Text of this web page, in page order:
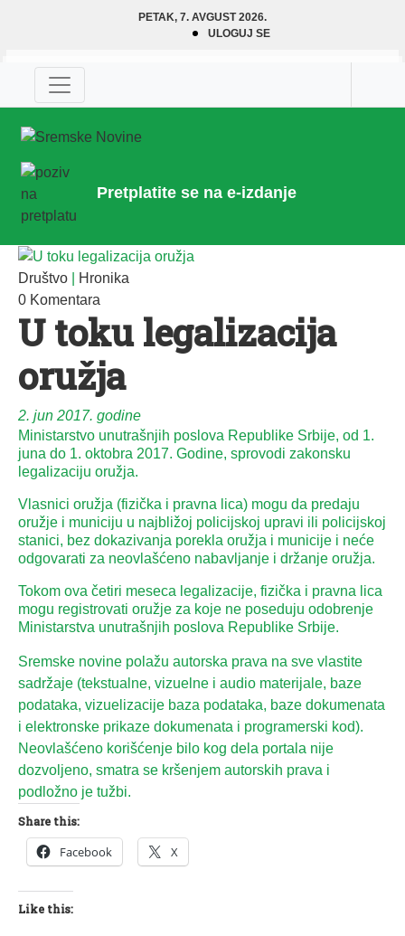
PETAK, 7. AVGUST 2026.
ULOGUJ SE
Pretplatite se na e-izdanje
Društvo
Hronika
0 Komentara
U toku legalizacija
oružja
2. jun 2017. godine
Ministarstvo unutrašnjih poslova Republike Srbije, od 1.
juna do 1. oktobra 2017. Godine, sprovodi zakonsku
legalizaciju oružja.
Vlasnici oružja (fizička i pravna lica) mogu da predaju
oružje i municiju u najbližoj policijskoj upravi ili policijskoj
stanici, bez dokazivanja porekla oružja i municije i neće
odgovarati za neovlašćeno nabavljanje i držanje oružja.
Tokom ova četiri meseca legalizacije, fizička i pravna lica
mogu registrovati oružje za koje ne poseduju odobrenje
Ministarstva unutrašnjih poslova Republike Srbije.
Sremske novine polažu autorska prava na sve vlastite
sadržaje (tekstualne, vizuelne i audio materijale, baze
podataka, vizuelizacije baza podataka, baze dokumenata
i elektronske prikaze dokumenata i programerski kod).
Neovlašćeno korišćenje bilo kog dela portala nije
dozvoljeno, smatra se kršenjem autorskih prava i
podložno je tužbi.
Share this:
Facebook X
Like this: